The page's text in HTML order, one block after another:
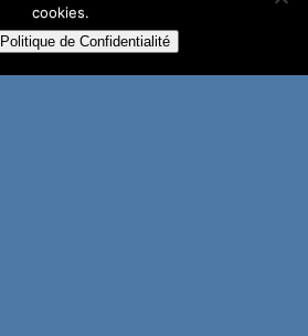
cookies.
Politique de Confidentialité